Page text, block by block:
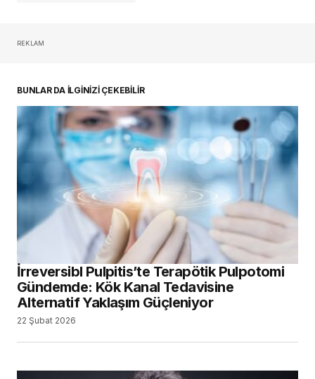
REKLAM
BUNLAR DA İLGİNİZİ ÇEKEBİLİR
İrreversibl Pulpitis’te Terapötik Pulpotomi
Gündemde: Kök Kanal Tedavisine
Alternatif Yaklaşım Güçleniyor
22 Şubat 2026